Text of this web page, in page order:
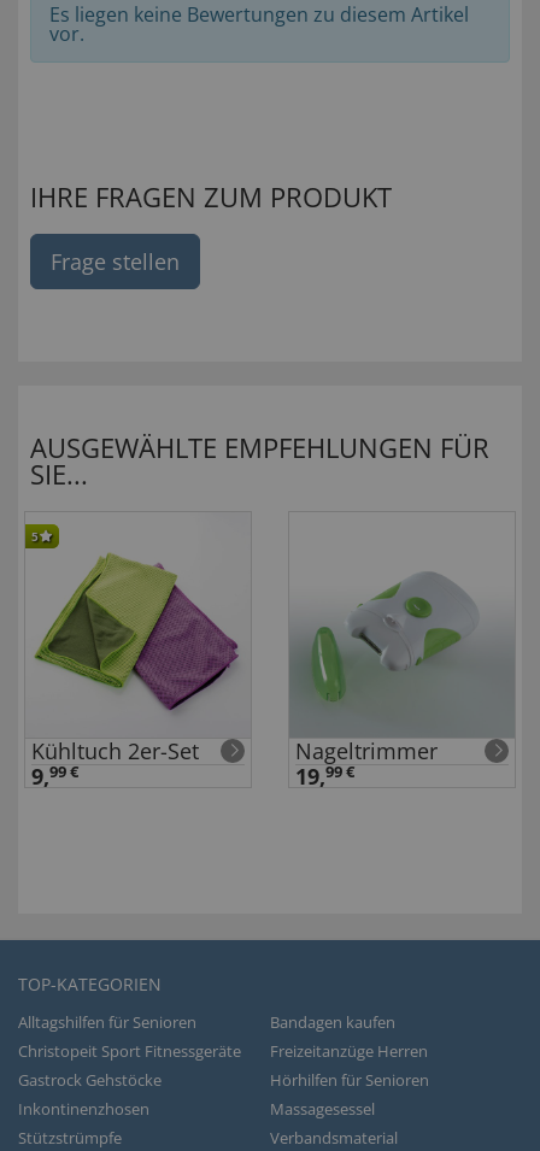
Es liegen keine Bewertungen zu diesem Artikel
vor.
IHRE FRAGEN ZUM PRODUKT
Frage stellen
AUSGEWÄHLTE EMPFEHLUNGEN FÜR
SIE...
5
Kühltuch 2er-Set
9,99 €
Nageltrimmer
19,99 €
TOP-KATEGORIEN
Alltagshilfen für Senioren
Bandagen kaufen
Christopeit Sport Fitnessgeräte
Freizeitanzüge Herren
Gastrock Gehstöcke
Hörhilfen für Senioren
Inkontinenzhosen
Massagesessel
Stützstrümpfe
Verbandsmaterial